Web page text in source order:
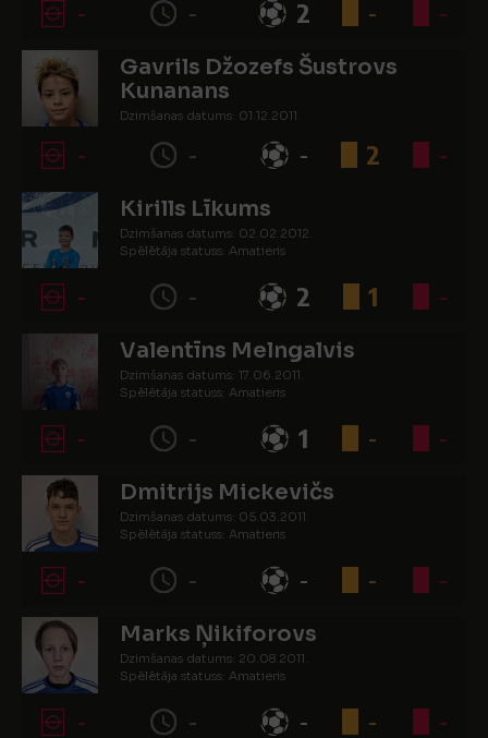
- - 2 - -
Gavrils Džozefs Šustrovs
Kunanans
Dzimšanas datums: 01.12.2011.
- - - 2 -
Kirills Līkums
Dzimšanas datums: 02.02.2012.
Spēlētāja statuss: Amatieris
- - 2 1 -
Valentīns Melngalvis
Dzimšanas datums: 17.06.2011.
Spēlētāja statuss: Amatieris
- - 1 - -
Dmitrijs Mickevičs
Dzimšanas datums: 05.03.2011.
Spēlētāja statuss: Amatieris
- - - - -
Marks Ņikiforovs
Dzimšanas datums: 20.08.2011.
Spēlētāja statuss: Amatieris
- - - - -